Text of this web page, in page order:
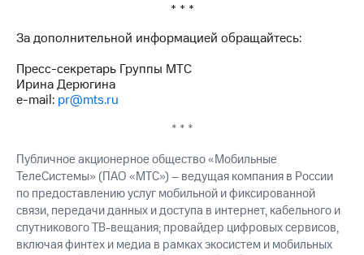
акций
Описание
Программа
приобретения
Дивиденды
Рынок
облигаций
Описание
Еврооблигации-2023
* * *
За дополнительной информацией обращайтесь:
Пресс-секретарь Группы МТС
Ирина Дерюгина
e-mail: pr@mts.ru
* * *
Публичное акционерное общество «Мобильные
ТелеСистемы» (ПАО «МТС») – ведущая компания в России
по предоставлению услуг мобильной и фиксированной
связи, передачи данных и доступа в интернет, кабельного и
спутникового ТВ-вещания; провайдер цифровых сервисов,
включая финтех и медиа в рамках экосистем и мобильных